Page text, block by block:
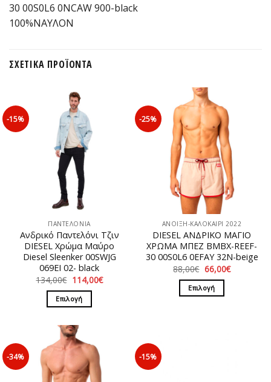
30 00S0L6 0NCAW 900-black
100%ΝΑΥΛΟΝ
ΣΧΕΤΙΚΆ ΠΡΟΪΌΝΤΑ
-15%
ΠΑΝΤΕΛΟΝΙΑ
Ανδρικό Παντελόνι Τζιν
DIESEL Χρώμα Μαύρο
Diesel Sleenker 00SWJG
069EI 02- black
134,00€ Original
price
was:
134,00€.
114,00€Η
Επιλογή
το
προϊόν
έχει
πολλαπλές
παραλλαγές.
-25%
ΑΝΟΙΞΗ-ΚΑΛΟΚΑΙΡΙ 2022
DIESEL ΑΝΔΡΙΚΟ ΜΑΓΙΟ
ΧΡΩΜΑ ΜΠΕΖ BMBX-REEF-
30 00S0L6 0EFAY 32N-beige
88,00€ Original
price
was:
88,00€.
66,00€Η
Επιλογή
-34% -15%